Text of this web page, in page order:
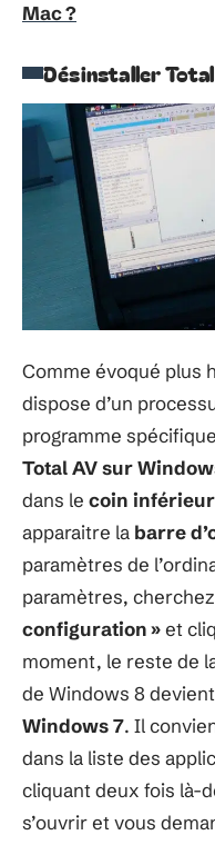
Mac ?
Désinstaller
Comme évoqué plus
dispose d’un
programme
Total AV sur
dans le coin
apparaitre la barre
paramètres de
paramètres,
configuration »et
moment, le reste de
de Windows 8
Windows 7. Il
dans la liste des
cliquant deux fois là-
s’ouvrir et vous